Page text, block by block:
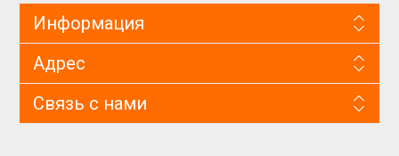
Информация
Адрес
Связь с нами